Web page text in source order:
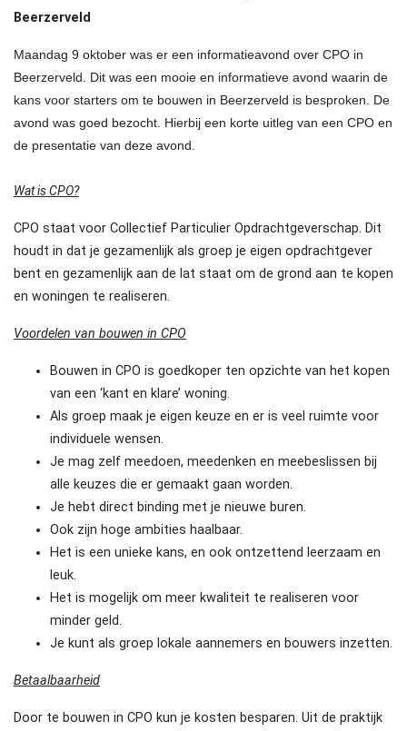
Beerzerveld
Maandag 9 oktober was er een informatieavond over CPO in
Beerzerveld. Dit was een mooie en informatieve avond waarin de
kans voor starters om te bouwen in Beerzerveld is besproken. De
avond was goed bezocht. Hierbij een korte uitleg van een CPO en
de presentatie van deze avond.
Wat is CPO?
CPO staat voor Collectief Particulier Opdrachtgeverschap. Dit
houdt in dat je gezamenlijk als groep je eigen opdrachtgever
bent en gezamenlijk aan de lat staat om de grond aan te kopen
en woningen te realiseren.
Voordelen van bouwen in CPO
Bouwen in CPO is goedkoper ten opzichte van het kopen
van een ‘kant en klare’ woning.
Als groep maak je eigen keuze en er is veel ruimte voor
individuele wensen.
Je mag zelf meedoen, meedenken en meebeslissen bij
alle keuzes die er gemaakt gaan worden.
Je hebt direct binding met je nieuwe buren.
Ook zijn hoge ambities haalbaar.
Het is een unieke kans, en ook ontzettend leerzaam en
leuk.
Het is mogelijk om meer kwaliteit te realiseren voor
minder geld.
Je kunt als groep lokale aannemers en bouwers inzetten.
Betaalbaarheid
Door te bouwen in CPO kun je kosten besparen. Uit de praktijk